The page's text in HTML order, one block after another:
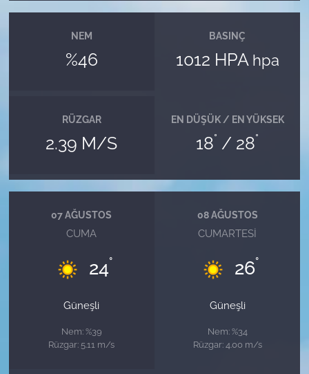
NEM
%46
BASINÇ
1012 HPA hpa
RÜZGAR
2.39 M/S
EN DÜŞÜK / EN YÜKSEK
18° / 28°
07 AĞUSTOS
CUMA
24°
Güneşli
Nem: %39
Rüzgar: 5.11 m/s
08 AĞUSTOS
CUMARTESI
26°
Güneşli
Nem: %34
Rüzgar: 4.00 m/s